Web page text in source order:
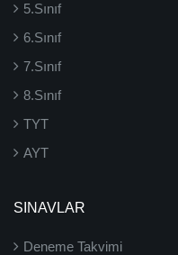
5.Sınıf
6.Sınıf
7.Sınıf
8.Sınıf
TYT
AYT
SINAVLAR
Deneme Takvimi